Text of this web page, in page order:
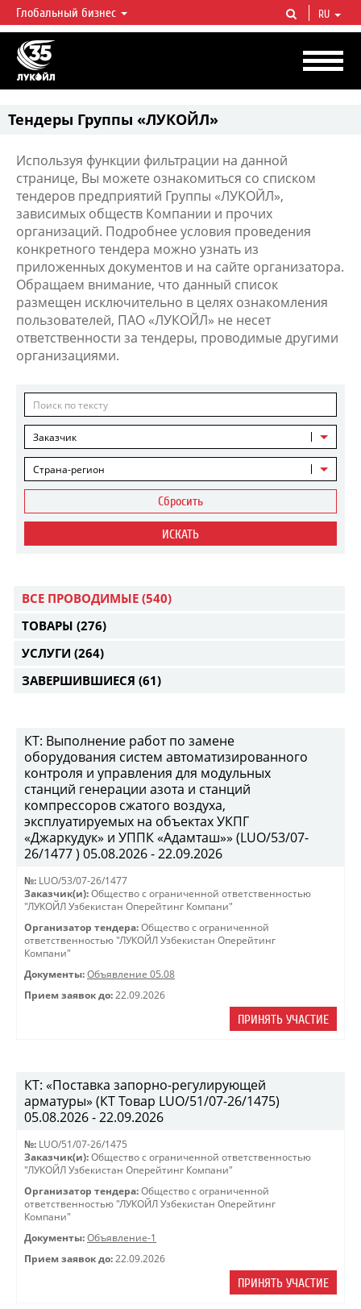
ЛУКОЙЛ СЕГОДНЯ
ЛУКОЙЛ — одна из крупнейших вертикально интегрированных
нефтегазовых компаний в мире, на долю которой приходится более 2%
мировой добычи нефти и около 1% доказанных запасов углеводородов.
Глобальный бизнес RU
Тендеры Группы «ЛУКОЙЛ»
Используя функции фильтрации на данной
странице, Вы можете ознакомиться со списком
тендеров предприятий Группы «ЛУКОЙЛ»,
зависимых обществ Компании и прочих
организаций. Подробнее условия проведения
конкретного тендера можно узнать из
приложенных документов и на сайте организатора.
Обращаем внимание, что данный список
размещен исключительно в целях ознакомления
пользователей, ПАО «ЛУКОЙЛ» не несет
ответственности за тендеры, проводимые другими
организациями.
Заказчик
Страна-регион
Сбросить
ИСКАТЬ
ВСЕ ПРОВОДИМЫЕ (540)
ТОВАРЫ (276)
УСЛУГИ (264)
ЗАВЕРШИВШИЕСЯ (61)
КТ: Выполнение работ по замене
оборудования систем автоматизированного
контроля и управления для модульных
станций генерации азота и станций
компрессоров сжатого воздуха,
эксплуатируемых на объектах УКПГ
«Джаркудук» и УППК «Адамташ»» (LUO/53/07-
26/1477 ) 05.08.2026 - 22.09.2026
№: LUO/53/07-26/1477
Заказчик(и): Общество с ограниченной ответственностью
"ЛУКОЙЛ Узбекистан Оперейтинг Компани"
Организатор тендера: Общество с ограниченной
ответственностью "ЛУКОЙЛ Узбекистан Оперейтинг
Компани"
Документы: Объявление 05.08
Прием заявок до: 22.09.2026
ПРИНЯТЬ УЧАСТИЕ
КТ: «Поставка запорно-регулирующей
арматуры» (КТ Товар LUO/51/07-26/1475)
05.08.2026 - 22.09.2026
№: LUO/51/07-26/1475
Заказчик(и): Общество с ограниченной ответственностью
"ЛУКОЙЛ Узбекистан Оперейтинг Компани"
Организатор тендера: Общество с ограниченной
ответственностью "ЛУКОЙЛ Узбекистан Оперейтинг
Компани"
Документы: Объявление-1
Прием заявок до: 22.09.2026
ПРИНЯТЬ УЧАСТИЕ